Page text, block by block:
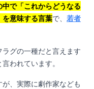
中で「これからどうなる
意味する言葉で、 若者
グの一種だと言えます
われています。
、実際に劇作家なども